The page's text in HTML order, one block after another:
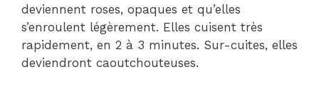
deviennent roses, opaques et qu’elles
s’enroulent légèrement. Elles cuisent très
rapidement, en 2 à 3 minutes. Sur-cuites, elles
deviendront caoutchouteuses.